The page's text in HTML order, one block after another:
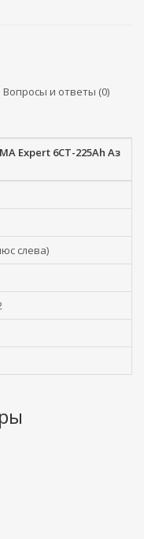
Вопросы и ответы (0)
Expert 6СТ-225Ah Аз
слева)